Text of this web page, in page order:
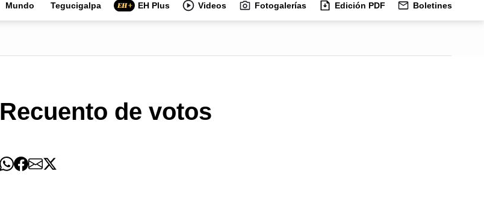
Mundo Tegucigalpa EH Plus Videos Fotogalerías Edición PDF Boletines
Recuento de votos